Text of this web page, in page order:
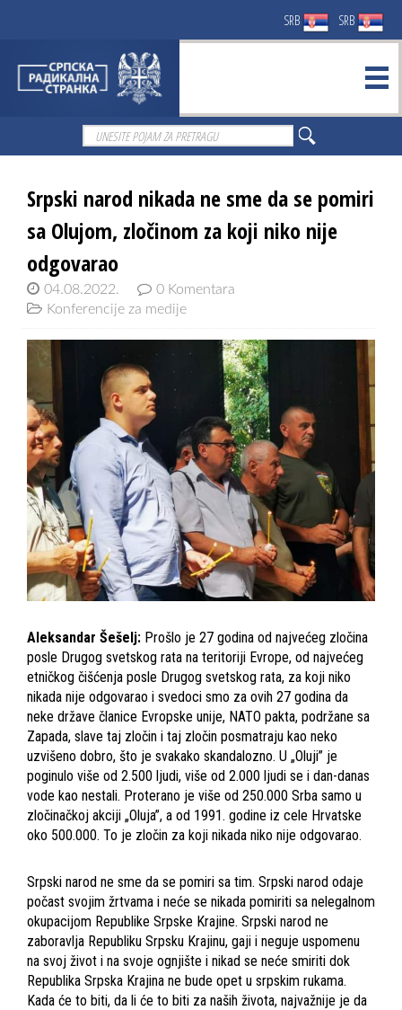
SRB SRB
Srpski narod nikada ne sme da se pomiri
sa Olujom, zločinom za koji niko nije
odgovarao
04.08.2022.
0 Komentara
Konferencije za medije
Aleksandar Šešelj: Prošlo je 27 godina od najvećeg zločina
posle Drugog svetskog rata na teritoriji Evrope, od najvećeg
etničkog čišćenja posle Drugog svetskog rata, za koji niko
nikada nije odgovarao i svedoci smo za ovih 27 godina da
neke države članice Evropske unije, NATO pakta, podržane sa
Zapada, slave taj zločin i taj zločin posmatraju kao neko
uzvišeno dobro, što je svakako skandalozno. U „Oluji” je
poginulo više od 2.500 ljudi, više od 2.000 ljudi se i dan-danas
vode kao nestali. Proterano je više od 250.000 Srba samo u
zločinačkoj akciji „Oluja”, a od 1991. godine iz cele Hrvatske
oko 500.000. To je zločin za koji nikada niko nije odgovarao.
Srpski narod ne sme da se pomiri sa tim. Srpski narod odaje
počast svojim žrtvama i neće se nikada pomiriti sa nelegalnom
okupacijom Republike Srpske Krajine. Srpski narod ne
zaboravlja Republiku Srpsku Krajinu, gaji i neguje uspomenu
na svoj život i na svoje ognjište i nikad se neće smiriti dok
Republika Srpska Krajina ne bude opet u srpskim rukama.
Kada će to biti, da li će to biti za naših života, najvažnije je da